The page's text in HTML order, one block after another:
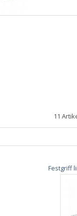
11
Festgriff